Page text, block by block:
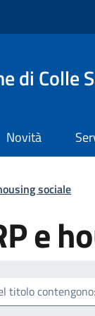
di Colle
Novità
sociale
e
titolo contengono: